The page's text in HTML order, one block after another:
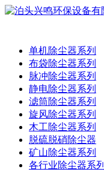
单机除尘器系列
布袋除尘器系列
脉冲除尘器系列
静电除尘器系列
滤筒除尘器系列
旋风除尘器系列
木工除尘器系列
脱硫脱硝除尘器
矿山除尘器系列
各行业除尘器系列